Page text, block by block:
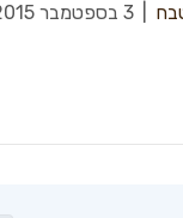
3 בספטמבר 2015